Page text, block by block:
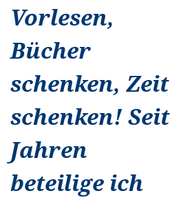
Vorlesen,
Bücher
schenken, Zeit
schenken! Seit
Jahren
beteilige ich